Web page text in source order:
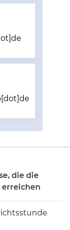
die die